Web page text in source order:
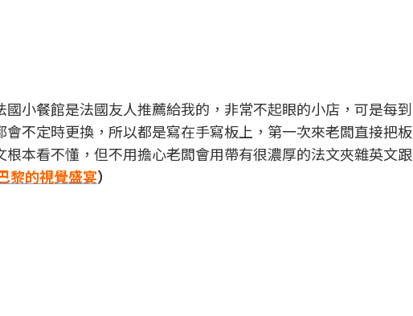
小餐館是法國友人推薦給我的，非常不起眼的小店，可是每到
不定時更換，所以都是寫在手寫板上，第一次來老闆直接把板
本看不懂，但不用擔心老闆會用帶有很濃厚的法文夾雜英文跟
黎的視覺盛宴）